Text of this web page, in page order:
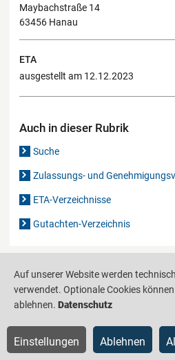
Maybachstraße 14
63456 Hanau
ETA
ausgestellt am 12.12.2023
Auch in dieser Rubrik
Suche
Zulassungs- und
ETA-Verzeichnisse
Gutachten-Verzeichnis
Barrierefreiheit
Auf unserer Website werden
verwendet. Optionale Cookies
ablehnen. Datenschutz
Einstellungen Ablehnen